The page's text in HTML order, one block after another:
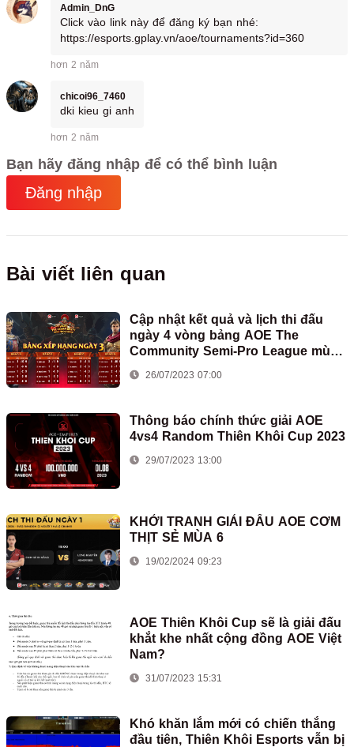
Admin_DnG
Click vào link này để đăng ký bạn nhé:
https://esports.gplay.vn/aoe/tournaments?id=360
hơn 2 năm
chicoi96_7460
dki kieu gi anh
hơn 2 năm
Bạn hãy đăng nhập để có thể bình luận
Đăng nhập
Bài viết liên quan
Cập nhật kết quả và lịch thi đấu
ngày 4 vòng bảng AOE The
Community Semi-Pro League mùa
2
26/07/2023 07:00
Thông báo chính thức giải AOE
4vs4 Random Thiên Khôi Cup 2023
29/07/2023 13:00
KHỞI TRANH GIẢI ĐẤU AOE CƠM
THỊT SẺ MÙA 6
19/02/2024 09:23
AOE Thiên Khôi Cup sẽ là giải đấu
khắt khe nhất cộng đồng AOE Việt
Nam?
31/07/2023 15:31
Khó khăn lắm mới có chiến thắng
đầu tiên, Thiên Khôi Esports vẫn bị